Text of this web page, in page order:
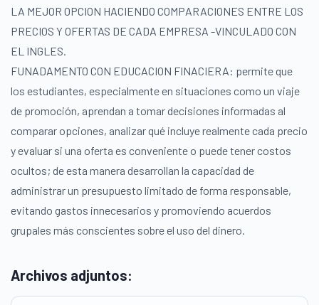
LA MEJOR OPCION HACIENDO COMPARACIONES ENTRE LOS
PRECIOS Y OFERTAS DE CADA EMPRESA -VINCULADO CON
EL INGLES.
FUNADAMENTO CON EDUCACION FINACIERA: permite que
los estudiantes, especialmente en situaciones como un viaje
de promoción, aprendan a tomar decisiones informadas al
comparar opciones, analizar qué incluye realmente cada precio
y evaluar si una oferta es conveniente o puede tener costos
ocultos; de esta manera desarrollan la capacidad de
administrar un presupuesto limitado de forma responsable,
evitando gastos innecesarios y promoviendo acuerdos
grupales más conscientes sobre el uso del dinero.
Archivos adjuntos: